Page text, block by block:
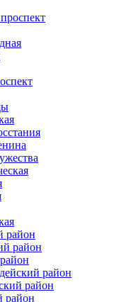
район
район
район
район
район